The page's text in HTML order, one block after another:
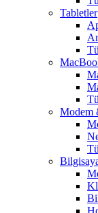
Tabletler
Modem